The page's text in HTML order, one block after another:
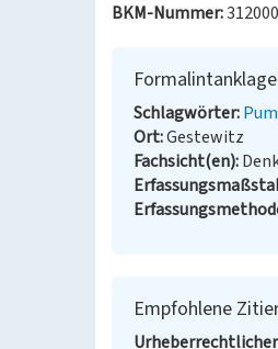
BKM-Nummer:
Schlagwörter
Ort Gestewitz
Fachsicht(en)
Empfohlene